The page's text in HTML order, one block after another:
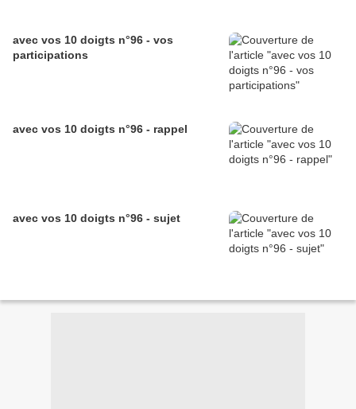
avec vos 10 doigts n°96 - vos
participations
avec vos 10 doigts n°96 - rappel
avec vos 10 doigts n°96 - sujet